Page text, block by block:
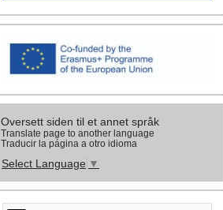
Oversett siden til et annet språk
Translate page to another language
Traducir la página a otro idioma
Select Language ▼